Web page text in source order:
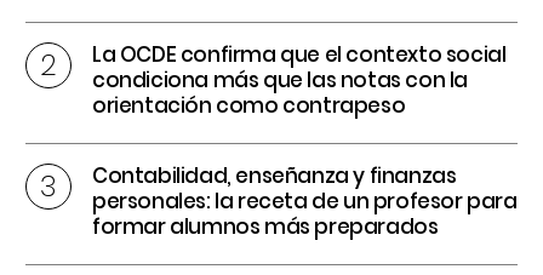
La OCDE confirma que el contexto social
condiciona más que las notas con la
orientación como contrapeso
Contabilidad, enseñanza y finanzas
personales: la receta de un profesor para
formar alumnos más preparados